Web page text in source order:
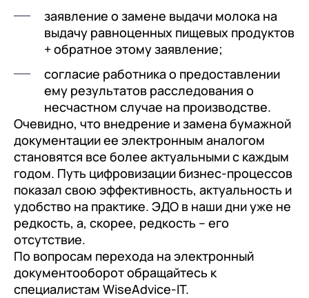
заявление о замене выдачи молока на
выдачу равноценных пищевых продуктов
+ обратное этому заявление;
согласие работника о предоставлении
ему результатов расследования о
несчастном случае на производстве.
Очевидно, что внедрение и замена бумажной
документации ее электронным аналогом
становятся все более актуальными с каждым
годом. Путь цифровизации бизнес-процессов
показал свою эффективность, актуальность и
удобство на практике. ЭДО в наши дни уже не
редкость, а, скорее, редкость – его
отсутствие.
По вопросам перехода на электронный
документооборот обращайтесь к
специалистам WiseAdvice-IT.